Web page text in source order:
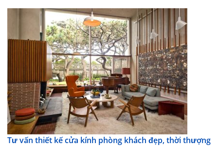
Tư vấn thiết kế cửa kính phòng khách đẹp, thời thượng